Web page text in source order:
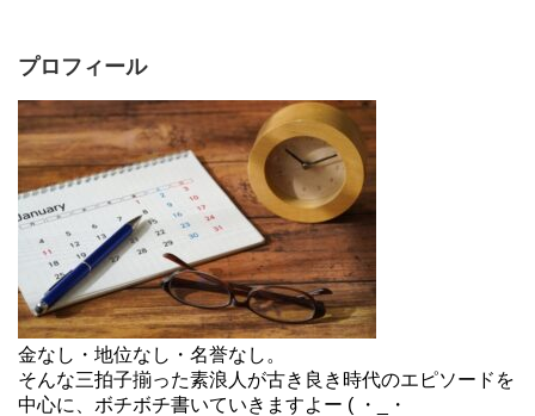
プロフィール
金なし・地位なし・名誉なし。
そんな三拍子揃った素浪人が古き良き時代のエピソードを
中心に、ボチボチ書いていきますよー ( ・_・